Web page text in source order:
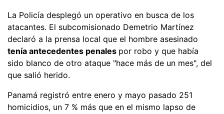
La Policía desplegó un operativo en busca de los
atacantes. El subcomisionado Demetrio Martínez
declaró a la prensa local que el hombre asesinado
tenía antecedentes penales por robo y que había
sido blanco de otro ataque "hace más de un mes", del
que salió herido.
Panamá registró entre enero y mayo pasado 251
homicidios, un 7 % más que en el mismo lapso de